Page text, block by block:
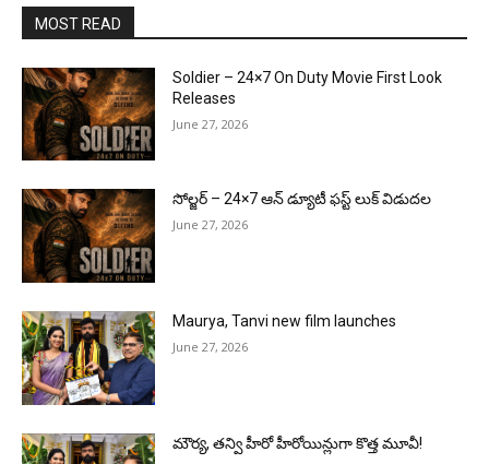
MOST READ
Soldier – 24×7 On Duty Movie First Look
Releases
June 27, 2026
సోల్జర్ – 24×7 ఆన్ డ్యూటీ ఫస్ట్ లుక్ విడుదల
June 27, 2026
Maurya, Tanvi new film launches
June 27, 2026
మౌర్య‌, త‌న్వి హీరో హీరోయిన్లుగా కొత్త మూవీ!